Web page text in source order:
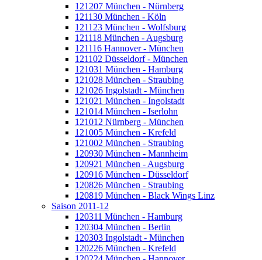
121207 München - Nürnberg
121130 München - Köln
121123 München - Wolfsburg
121118 München - Augsburg
121116 Hannover - München
121102 Düsseldorf - München
121031 München - Hamburg
121028 München - Straubing
121026 Ingolstadt - München
121021 München - Ingolstadt
121014 München - Iserlohn
121012 Nürnberg - München
121005 München - Krefeld
121002 München - Straubing
120930 München - Mannheim
120921 München - Augsburg
120916 München - Düsseldorf
120826 München - Straubing
120819 München - Black Wings Linz
Saison 2011-12
120311 München - Hamburg
120304 München - Berlin
120303 Ingolstadt - München
120226 München - Krefeld